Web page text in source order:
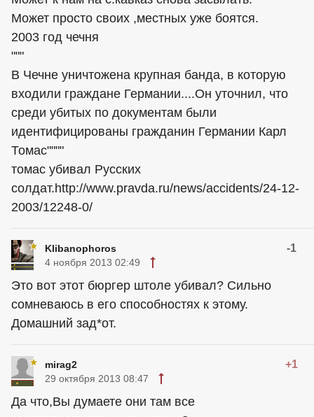
Может просто своих ,местных уже боятся.
2003 год чечня
"""
В Чечне уничтожена крупная банда, в которую
входили граждане Германии....Он уточнил, что
среди убитых по документам были
идентифицированы гражданин Германии Карл
Томас""""
томас убивал Русских
солдат.http://www.pravda.ru/news/accidents/24-12-
2003/12248-0/
Klibanophoros -1
4 ноября 2013 02:49
Это вот этот бюргер штоле убивал? Сильно
сомневаюсь в его способностях к этому.
Домашний зад*от.
mirag2 +1
29 октября 2013 08:47
Да что,Вы думаете они там все